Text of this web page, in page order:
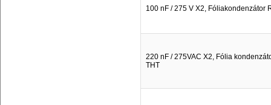
100 nF / 275 V X2, Fóliakondenzátor
220 nF / 275VAC X2, Fólia
THT